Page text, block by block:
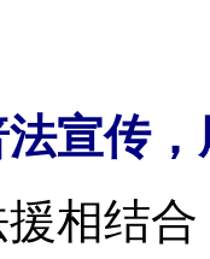
宣传
相结合